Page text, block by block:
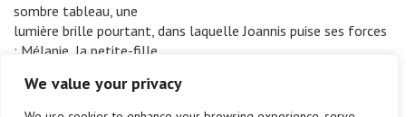
We value your privacy
sombre tableau, une
lumière brille pourtant, dans laquelle Joannis puise ses forces
: Mélanie, la petite-fille
Après Coup de mer et Soleil noir, Frères de la côte est le
troisième et dernier tome